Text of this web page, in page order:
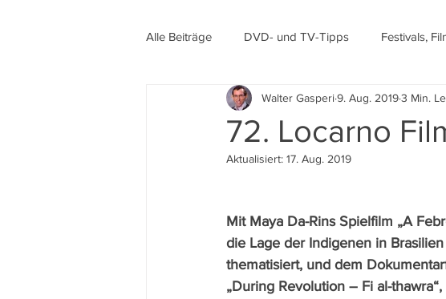
Alle Beiträge DVD- und TV-Tipps Festivals,
72. Locarno
Walter Gasperi9. Aug. 20193 Min.
Aktualisiert: 17. Aug. 2019
Mit Maya Da-Rins Spielfilm „A
die Lage der Indigenen in Brasilien
thematisiert, und dem
„During Revolution – Fi al-